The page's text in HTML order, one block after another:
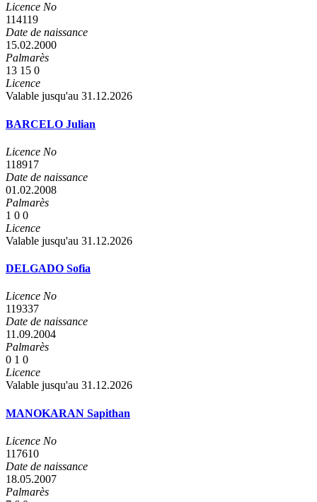
Licence No
114119
Date de naissance
15.02.2000
Palmarès
13 15 0
Licence
Valable jusqu'au 31.12.2026
BARCELO Julian
Licence No
118917
Date de naissance
01.02.2008
Palmarès
1 0 0
Licence
Valable jusqu'au 31.12.2026
DELGADO Sofia
Licence No
119337
Date de naissance
11.09.2004
Palmarès
0 1 0
Licence
Valable jusqu'au 31.12.2026
MANOKARAN Sapithan
Licence No
117610
Date de naissance
18.05.2007
Palmarès